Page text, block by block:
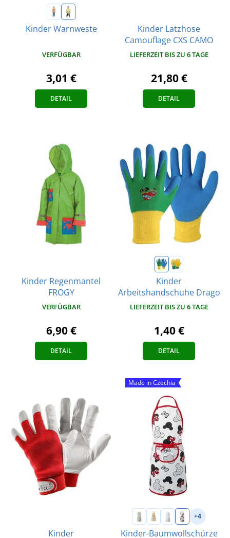
Kinder Warnweste
VERFÜGBAR
3,01 €
DETAIL
Kinder Latzhose
Camouflage CXS CAMO
LIEFERZEIT BIS ZU 6 TAGE
21,80 €
DETAIL
Kinder Regenmantel
FROGY
VERFÜGBAR
6,90 €
DETAIL
Kinder
Arbeitshandschuhe Drago
LIEFERZEIT BIS ZU 6 TAGE
1,40 €
DETAIL
Kinder
Made in Czechia
+4
Kinder-Baumwollschürze